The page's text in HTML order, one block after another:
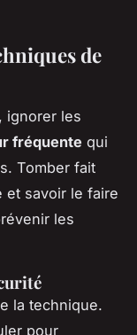
de
ignorer les
fréquente qui
Tomber fait
et savoir le faire
les
la technique.
pour